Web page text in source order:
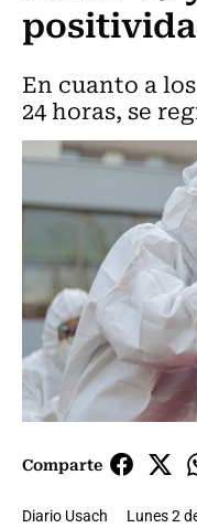
En cuanto a
24 horas, se
Comparte
Diario Usach Lunes 2